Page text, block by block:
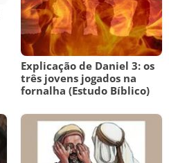
Explicação de Daniel 3: os
três jovens jogados na
fornalha (Estudo Bíblico)